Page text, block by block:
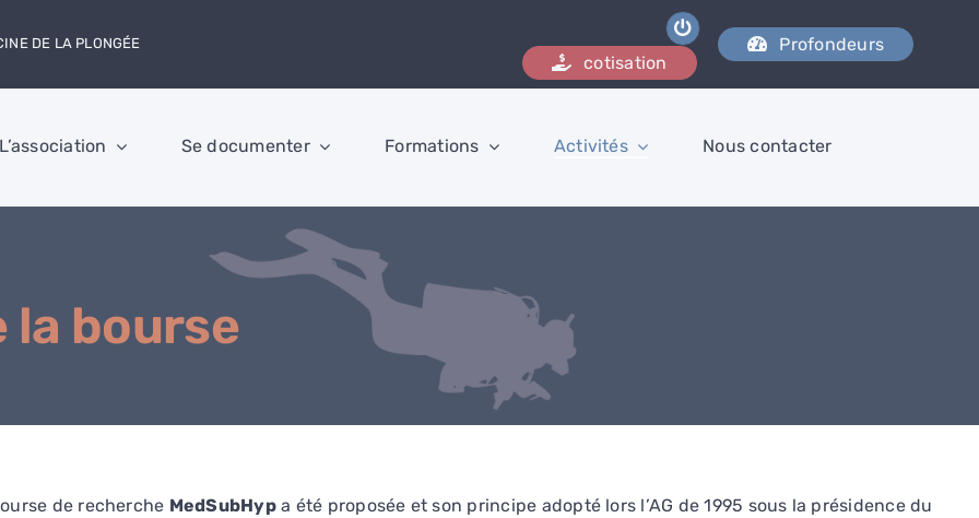
DE LA PLONGÉE
cotisation
Profondeurs
L’association Se documenter Formations Activités Nous contacter
la bourse
de recherche MedSubHypa été proposée et son principe adopté lors l’AG de 1995 sous la présidence du